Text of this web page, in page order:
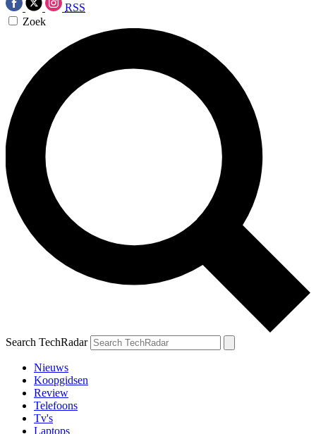
RSS
Zoek
Search TechRadar
Nieuws
Koopgidsen
Review
Telefoons
Tv's
Laptops